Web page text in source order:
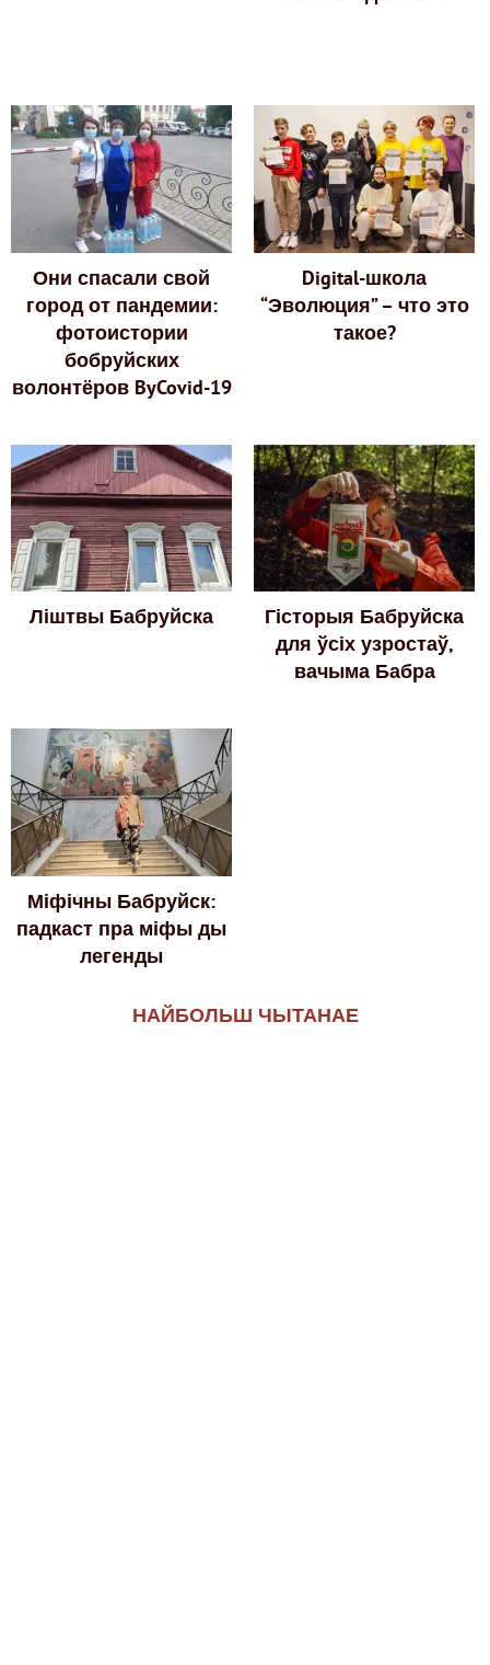
Они спасали свой
город от пандемии:
фотоистории
бобруйских
волонтёров ByCovid-19
Digital-школа
“Эволюция” – что это
такое?
Ліштвы Бабруйска
Гісторыя Бабруйска
для ўсіх узростаў,
вачыма Бабра
Міфічны Бабруйск:
падкаст пра міфы ды
легенды
НАЙБОЛЬШ ЧЫТАНАЕ